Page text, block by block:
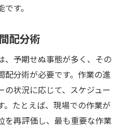
す。
配分術
、予期せぬ事態が多く、その
配分術が必要です。作業の進
状況に応じて、スケジュー
。たとえば、現場での作業が
を再評価し、最も重要な作業